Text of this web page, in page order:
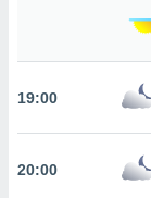
perfil
y
en
19:00
20:00